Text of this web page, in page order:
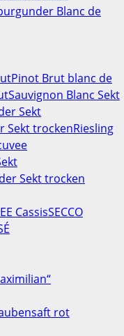
Blanc de
Pinot Brut blanc de
Sauvignon Blanc Sekt
Sekt
Sekt trockenRiesling
Sekt trocken
CassisSECCO
rot